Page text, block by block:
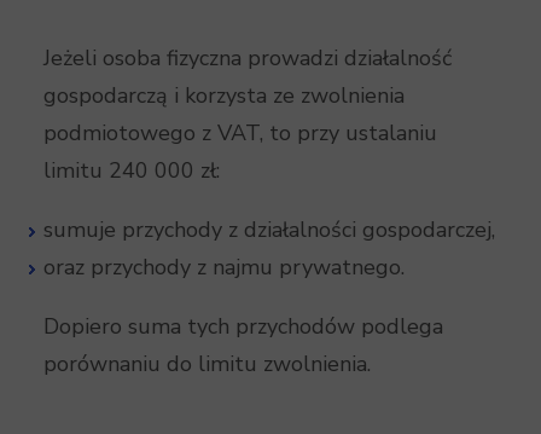
Jeżeli osoba fizyczna prowadzi działalność
gospodarczą i korzysta ze zwolnienia
podmiotowego z VAT, to przy ustalaniu
limitu 240 000 zł:
sumuje przychody z działalności gospodarczej,
oraz przychody z najmu prywatnego.
Dopiero suma tych przychodów podlega
porównaniu do limitu zwolnienia.